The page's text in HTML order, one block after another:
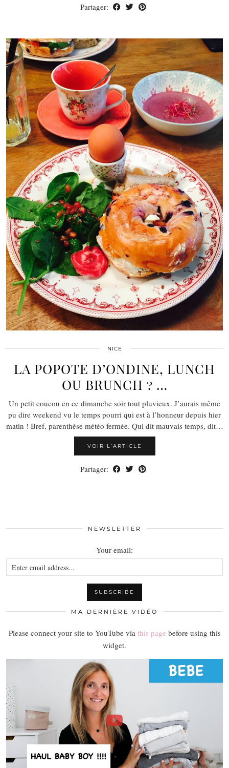
Partager:
NICE
LA POPOTE D’ONDINE, LUNCH
OU BRUNCH ? …
Un petit coucou en ce dimanche soir tout pluvieux. J’aurais même
pu dire weekend vu le temps pourri qui est à l’honneur depuis hier
matin ! Bref, parenthèse météo fermée. Qui dit mauvais temps, dit…
VOIR L’ARTICLE
Partager:
NEWSLETTER
Your email:
MA DERNIÈRE VIDÉO
Please connect your site to YouTube via this page before using this
widget.